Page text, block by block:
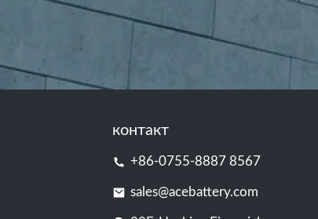
контакт
+86-0755-8887 8567
sales@acebattery.com